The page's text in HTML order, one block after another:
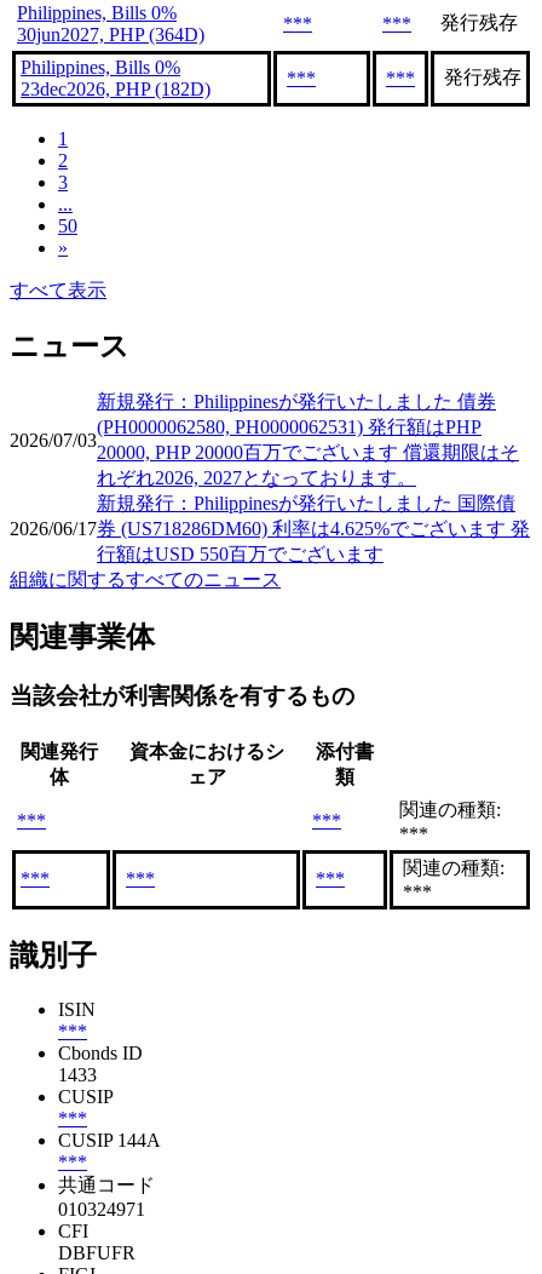
Philippines, Bills 0%
30jun2027, PHP (364D)
*** *** 発行残存
Philippines, Bills 0%
23dec2026, PHP (182D)
*** *** 発行残存
1
2
3
...
50
»
すべて表示
ニュース
2026/07/03
新規発行：Philippinesが発行いたしました 債券
(PH0000062580, PH0000062531) 発行額はPHP
20000, PHP 20000百万でございます 償還期限はそ
れぞれ2026, 2027となっております。
2026/06/17
新規発行：Philippinesが発行いたしました 国際債
券 (US718286DM60) 利率は4.625%でございます 発
行額はUSD 550百万でございます
組織に関するすべてのニュース
関連事業体
当該会社が利害関係を有するもの
関連発行
体
資本金におけるシ
ェア
添付書
類
*** ***
関連の種類:
***
*** *** ***
関連の種類:
***
識別子
ISIN
***
Cbonds ID
1433
CUSIP
***
CUSIP 144A
***
共通コード
010324971
CFI
DBFUFR